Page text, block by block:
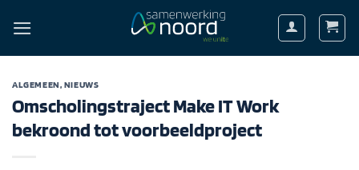
naar
ALGEMEEN, NIEUWS
Omscholingstraject Make IT Work
bekroond tot voorbeeldproject